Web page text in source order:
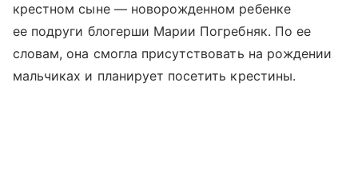
крестном сыне — новорожденном ребенке
ее подруги блогерши Марии Погребняк. По ее
словам, она смогла присутствовать на рождении
мальчиках и планирует посетить крестины.